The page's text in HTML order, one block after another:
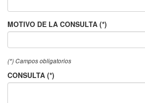
MOTIVO DE LA CONSULTA (*)
(*) Campos obligatorios
CONSULTA (*)